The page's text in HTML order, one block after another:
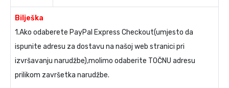
Bilješka
1.Ako odaberete PayPal Express Checkout(umjesto da
ispunite adresu za dostavu na našoj web stranici pri
izvršavanju narudžbe),molimo odaberite TOČNU adresu
prilikom završetka narudžbe.